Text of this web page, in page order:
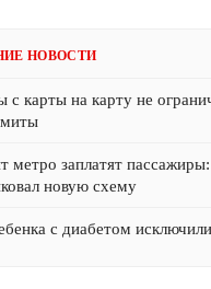
НОВОСТИ
с карты на карту не
метро заплатят
новую схему
с диабетом